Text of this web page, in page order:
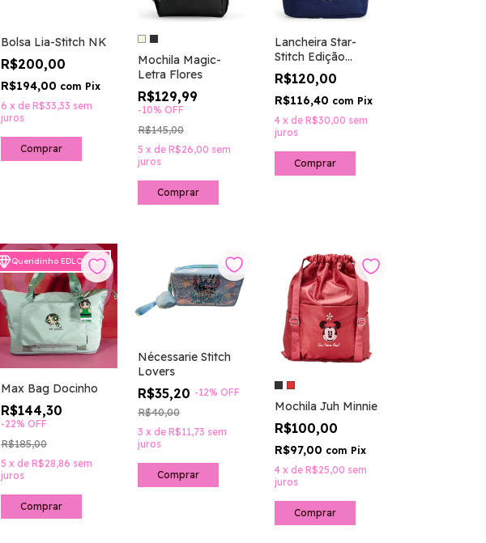
Bolsa Lia-Stitch NK
R$200,00
R$194,00 com Pix
6 x de R$33,33 sem
juros
Comprar
Mochila Magic-
Letra Flores
R$129,99
-10% OFF
R$145,00
5 x de R$26,00 sem
juros
Comprar
Lancheira Star-
Stitch Edição
Limitada
R$120,00
R$116,40 com Pix
4 x de R$30,00 sem
juros
Queridinho EDLOVERS
Max Bag Docinho
R$144,30
-22% OFF
R$185,00
5 x de R$28,86 sem
juros
Nécessarie Stitch
Lovers
R$35,20 -12% OFF
R$40,00
3 x de R$11,73 sem
juros
Mochila Juh Minnie
R$100,00
R$97,00 com Pix
4 x de R$25,00 sem
juros
Comprar